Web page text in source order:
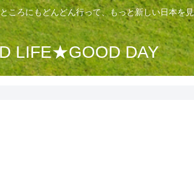
ころにもどんどん行って、もっと新しい日本を
LIFE★GOOD DAY